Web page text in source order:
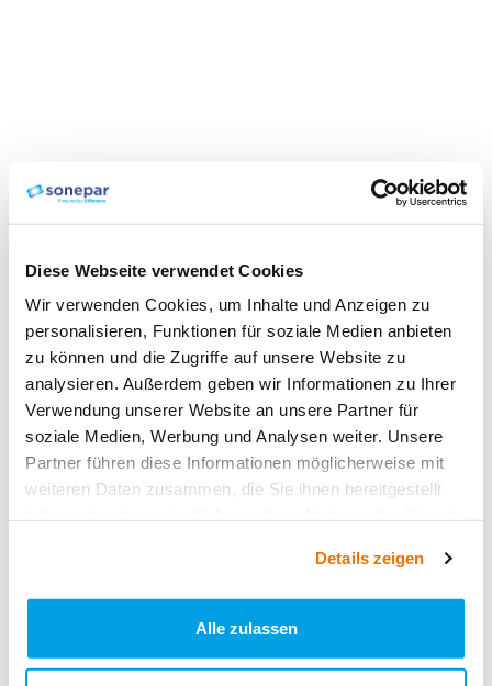
Diese Webseite verwendet Cookies
Wir verwenden Cookies, um Inhalte und Anzeigen zu
personalisieren, Funktionen für soziale Medien anbieten
zu können und die Zugriffe auf unsere Website zu
analysieren. Außerdem geben wir Informationen zu Ihrer
Verwendung unserer Website an unsere Partner für
soziale Medien, Werbung und Analysen weiter. Unsere
Partner führen diese Informationen möglicherweise mit
weiteren Daten zusammen, die Sie ihnen bereitgestellt
Details zeigen
Alle zulassen